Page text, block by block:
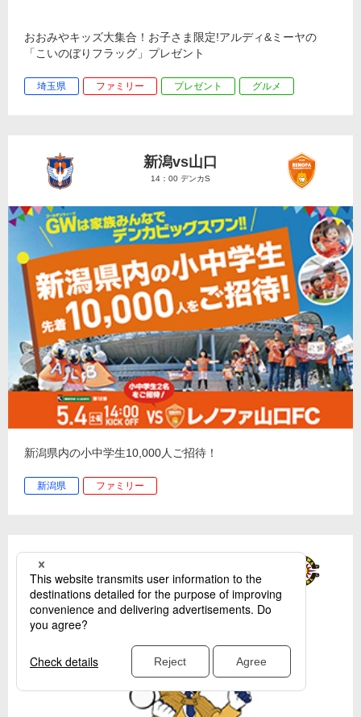
おおみやキッズ大集合！お子さま限定!アルディ&ミーヤの
「こいのぼりフラッグ」プレゼント
埼玉県 ファミリー プレゼント グルメ
新潟vs山口
14：00 デンカS
新潟県内の小中学生10,000人ご招待！
新潟県 ファミリー
13：00 白波スタ